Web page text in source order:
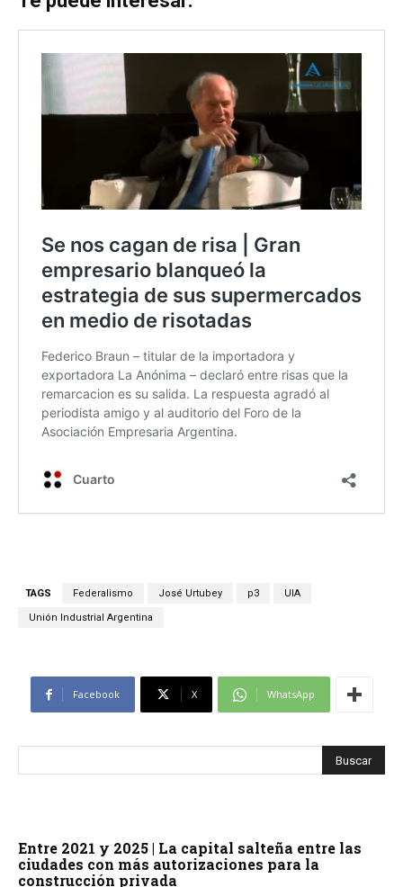
TAGS Federalismo José Urtubey p3 UIA
Unión Industrial Argentina
Facebook X WhatsApp
Entre 2021 y 2025 | La capital salteña entre las
ciudades con más autorizaciones para la
construcción privada